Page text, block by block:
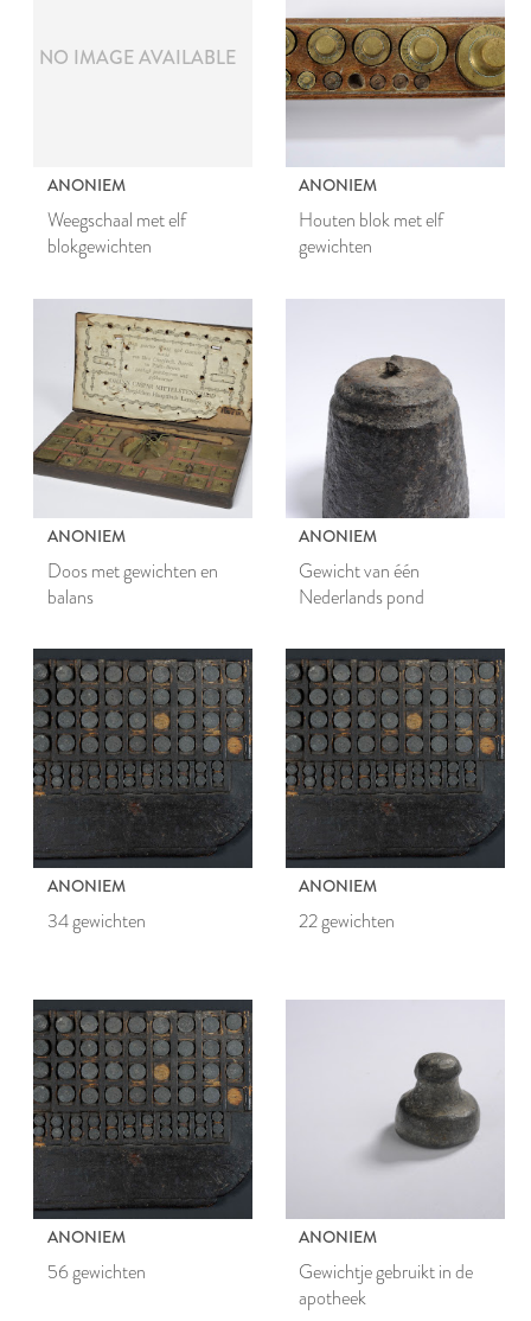
NO IMAGE AVAILABLE
ANONIEM
Weegschaal met elf
blokgewichten
ANONIEM
Houten blok met elf
gewichten
ANONIEM
Doos met gewichten en
balans
ANONIEM
Gewicht van één
Nederlands pond
ANONIEM
34 gewichten
ANONIEM
22 gewichten
ANONIEM
56 gewichten
ANONIEM
Gewichtje gebruikt in de
apotheek